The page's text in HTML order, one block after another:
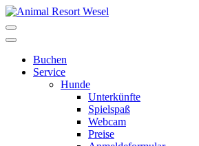
Buchen
Service
Hunde
Unterkünfte
Spielspaß
Webcam
Preise